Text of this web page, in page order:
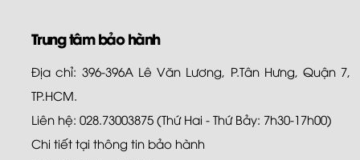
Địa chỉ: 396-396A Lê Văn Lương, P.Tân Hưng, Quận 7,
TP.HCM.
Liên hệ: 028.73003875 (Thứ Hai - Thứ Bảy: 7h30-17h00)
Chi tiết tạithông tin bảo hành
Bảo Mật Thanh Toán